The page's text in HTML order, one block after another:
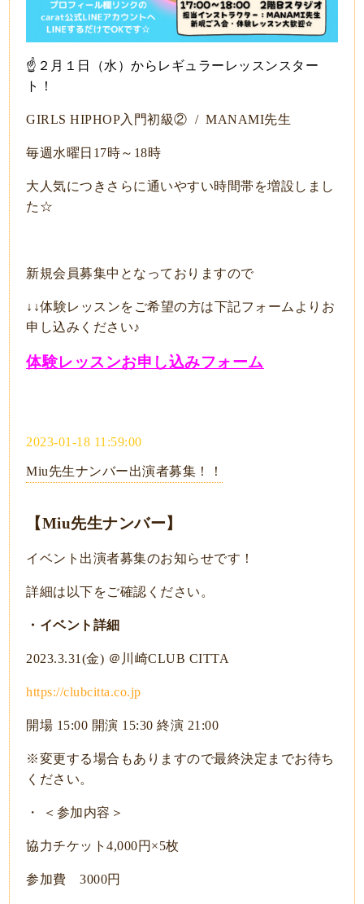
☝️ ２月１ 日（水）からレギュラーレッスンスター
ト！
GIRLS HIPHOP入門初級② / MANAMI先生
毎週水曜日17時～18時
大人気につきさらに通いやすい時間帯を増設しまし
た☆
新規会員募集中となっておりますので
↓↓体験レッスンをご希望の方は下記フォームよりお
申し込みください♪
体験レッスンお申し込みフォーム
2023-01-18 11:59:00
Miu先生ナンバー出演者募集！！
【Miu先生ナンバー】
イベント出演者募集のお知らせです！
詳細は以下をご確認ください。
・イベント詳細
2023.3.31(金) ＠川崎CLUB CITTA
https://clubcitta.co.jp
開場 15:00 開演 15:30 終演 21:00
※変更する場合もありますので最終決定までお待ち
ください。
・ ＜参加内容＞
協力チケット4,000円×5枚
参加費 3000円